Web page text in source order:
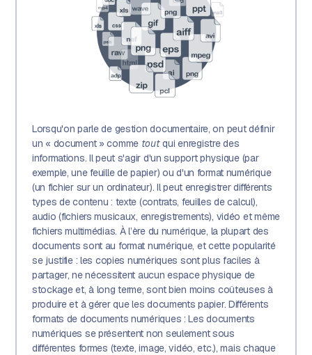
Lorsqu'on parle de gestion documentaire, on peut définir
un « document » comme toutqui enregistre des
informations. Il peut s'agir d'un support physique (par
exemple, une feuille de papier) ou d'un format numérique
(un fichier sur un ordinateur). Il peut enregistrer différents
types de contenu : texte (contrats, feuilles de calcul),
audio (fichiers musicaux, enregistrements), vidéo et même
fichiers multimédias. À l’ère du numérique, la plupart des
documents sont au format numérique, et cette popularité
se justifie : les copies numériques sont plus faciles à
partager, ne nécessitent aucun espace physique de
stockage et, à long terme, sont bien moins coûteuses à
produire et à gérer que les documents papier. Différents
formats de documents numériques : Les documents
numériques se présentent non seulement sous
différentes formes (texte, image, vidéo, etc.), mais chaque